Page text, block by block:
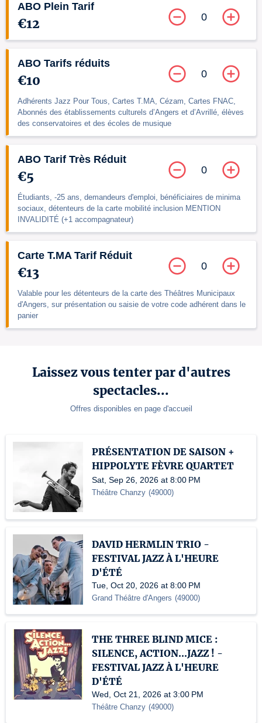
ABO Plein Tarif
€12 0
ABO Tarifs réduits
€10
Adhérents Jazz Pour Tous, Cartes T.MA, Cézam, Cartes FNAC,
Abonnés des établissements culturels d’Angers et d’Avrillé, élèves
des conservatoires et des écoles de musique
0
ABO Tarif Très Réduit
€5
Étudiants, -25 ans, demandeurs d'emploi, bénéficiaires de minima
sociaux, détenteurs de la carte mobilité inclusion MENTION
INVALIDITÉ (+1 accompagnateur)
0
Carte T.MA Tarif Réduit
€13
Valable pour les détenteurs de la carte des Théâtres Municipaux
d'Angers, sur présentation ou saisie de votre code adhérent dans le
panier
0
Laissez vous tenter par d'autres
spectacles...
Offres disponibles en page d'accueil
PRÉSENTATION DE SAISON +
HIPPOLYTE FÈVRE QUARTET
Sat, Sep 26, 2026 at 8:00 PM
Théâtre Chanzy (49000)
DAVID HERMLIN TRIO -
FESTIVAL JAZZ À L'HEURE
D'ÉTÉ
Tue, Oct 20, 2026 at 8:00 PM
Grand Théâtre d'Angers (49000)
THE THREE BLIND MICE :
SILENCE, ACTION...JAZZ ! -
FESTIVAL JAZZ À L'HEURE
D'ÉTÉ
Wed, Oct 21, 2026 at 3:00 PM
Théâtre Chanzy (49000)